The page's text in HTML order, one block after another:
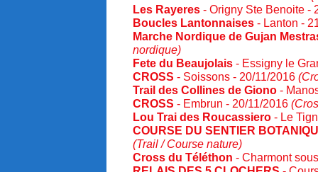
Les Rayeres - Origny Ste Benoite -
Boucles Lantonnaises - Lanton -
Marche Nordique de Gujan
nordique)
Fete du Beaujolais - Essigny le
CROSS - Soissons - 20/11/2016
Trail des Collines de Giono -
CROSS - Embrun - 20/11/2016
Lou Trai des Roucassiero - Le
COURSE DU SENTIER
(Trail / Course nature)
Cross du Téléthon - Charmont